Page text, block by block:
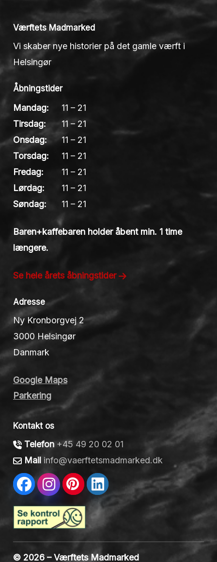
Værftets Madmarked
Vi skaber nye historier på det gamle værft i
Helsingør
Åbningstider
Mandag:
11 – 21
Tirsdag:
11 – 21
Onsdag:
11 – 21
Torsdag:
11 – 21
Fredag:
11 – 21
Lørdag:
11 – 21
Søndag:
11 – 21
Baren+kaffebaren holder åbent min. 1 time
længere.
Se hele årets åbningstider
Adresse
Ny Kronborgvej 2
3000 Helsingør
Danmark
Google Maps
Parkering
Kontakt os
Telefon +45 49 20 02 01
Mail info@vaerftetsmadmarked.dk
© 2026 – Værftets Madmarked